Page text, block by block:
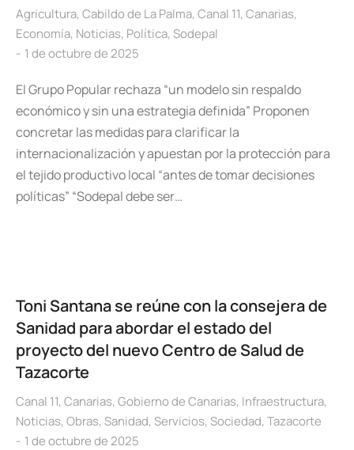
Agricultura, Cabildo de La Palma, Canal 11, Canarias,
Economía, Noticias, Política, Sodepal
1 de octubre de 2025
El Grupo Popular rechaza “un modelo sin respaldo
económico y sin una estrategia definida” Proponen
concretar las medidas para clarificar la
internacionalización y apuestan por la protección para
el tejido productivo local “antes de tomar decisiones
políticas” “Sodepal debe ser…
Toni Santana se reúne con la consejera de
Sanidad para abordar el estado del
proyecto del nuevo Centro de Salud de
Tazacorte
Canal 11, Canarias, Gobierno de Canarias, Infraestructura,
Noticias, Obras, Sanidad, Servicios, Sociedad, Tazacorte
1 de octubre de 2025